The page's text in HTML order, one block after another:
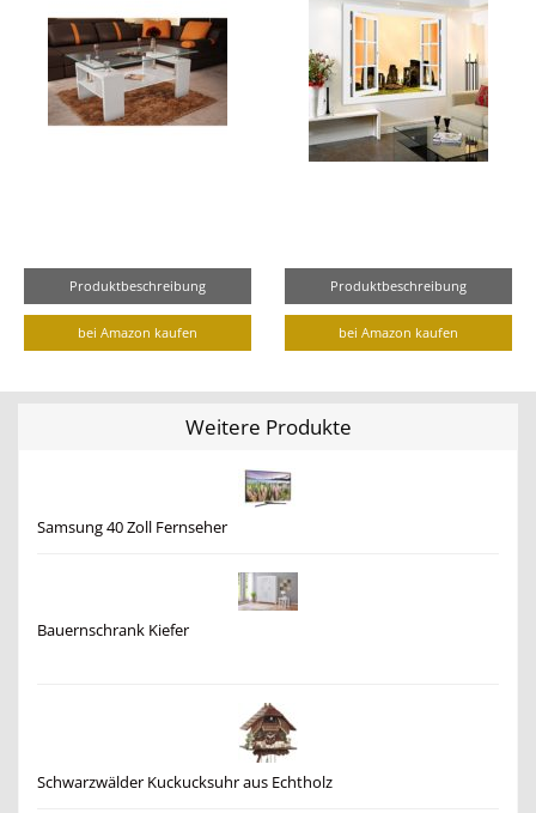
Produktbeschreibung
bei Amazon kaufen
Produktbeschreibung
bei Amazon kaufen
Weitere Produkte
Samsung 40 Zoll Fernseher
Bauernschrank Kiefer
Schwarzwälder Kuckucksuhr aus Echtholz